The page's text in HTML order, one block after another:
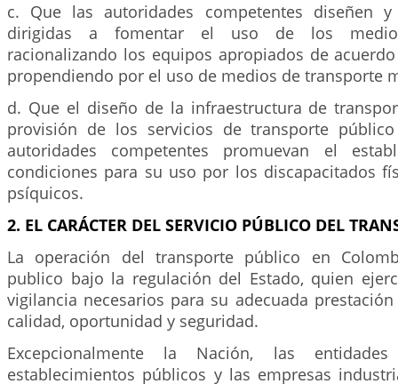
c. Que las autoridades competentes diseñen
dirigidas a fomentar el uso de los
racionalizando los equipos apropiados de
propendiendo por el uso de medios de transporte
d. Que el diseño de la infraestructura de
provisión de los servicios de transporte
autoridades competentes promuevan el
condiciones para su uso por los discapacitados
psíquicos.
2. EL CARÁCTER DEL SERVICIO PÚBLICO DEL
La operación del transporte público en
publico bajo la regulación del Estado, quien
vigilancia necesarios para su adecuada
calidad, oportunidad y seguridad.
Excepcionalmente la Nación, las
establecimientos públicos y las empresas